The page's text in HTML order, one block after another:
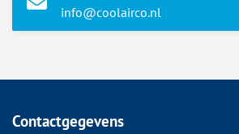
info@coolairco.nl
Contactgegevens